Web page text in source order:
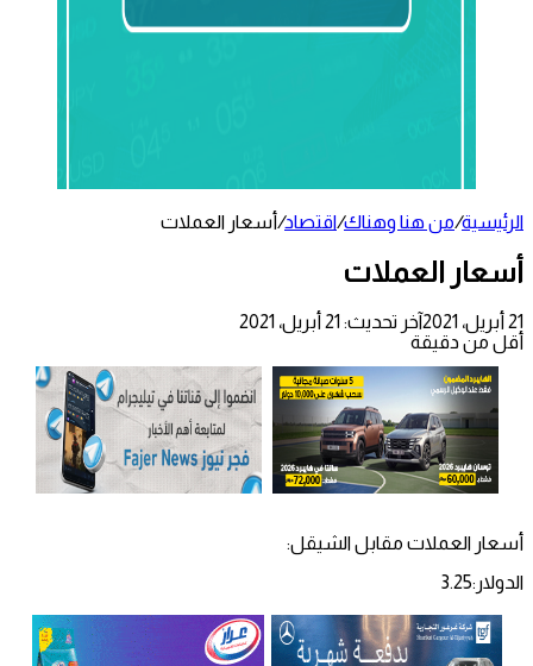
الرئيسية/من هنا وهناك/اقتصاد/أسعار العملات
أسعار العملات
21 أبريل، 2021
آخر تحديث: 21 أبريل، 2021
أقل من دقيقة
أسعار العملات مقابل الشيقل:
الدولار:3.25